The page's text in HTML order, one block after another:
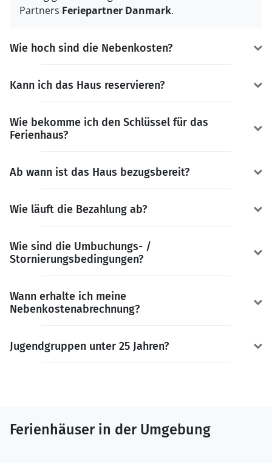
Partners Feriepartner Danmark.
Wie hoch sind die Nebenkosten?
Kann ich das Haus reservieren?
Wie bekomme ich den Schlüssel für das
Ferienhaus?
Ab wann ist das Haus bezugsbereit?
Wie läuft die Bezahlung ab?
Wie sind die Umbuchungs- /
Stornierungsbedingungen?
Wann erhalte ich meine
Nebenkostenabrechnung?
Jugendgruppen unter 25 Jahren?
Ferienhäuser in der Umgebung